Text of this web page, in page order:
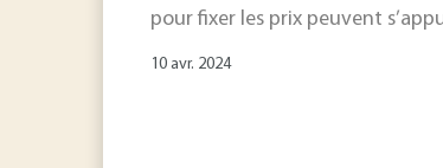
pour fixer les prix peuvent
10 avr. 2024